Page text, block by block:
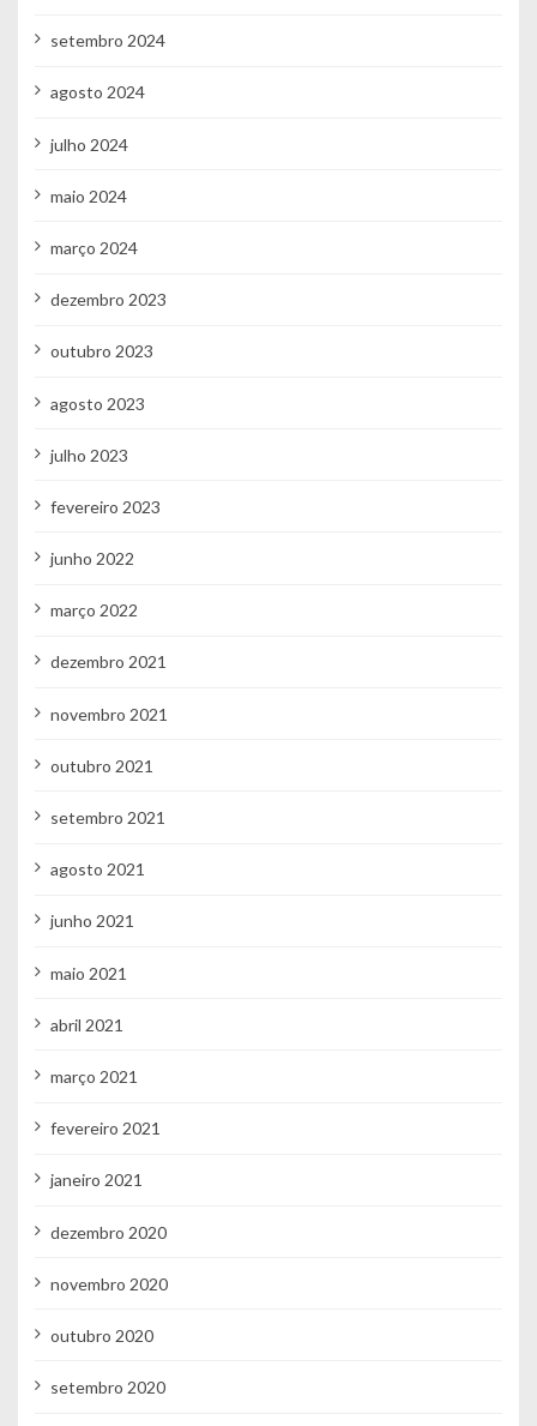
setembro 2024
agosto 2024
julho 2024
maio 2024
março 2024
dezembro 2023
outubro 2023
agosto 2023
julho 2023
fevereiro 2023
junho 2022
março 2022
dezembro 2021
novembro 2021
outubro 2021
setembro 2021
agosto 2021
junho 2021
maio 2021
abril 2021
março 2021
fevereiro 2021
janeiro 2021
dezembro 2020
novembro 2020
outubro 2020
setembro 2020